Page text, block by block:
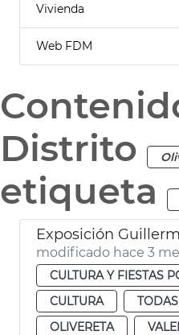
Vivienda
Web FDM
Distrito
etiqueta
modificado hace 3
CULTURA Y FIESTAS
CULTURA
OLIVERETA